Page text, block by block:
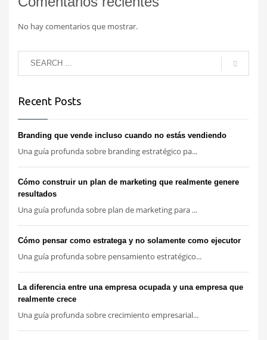
No hay comentarios que mostrar.
Recent Posts
Branding que vende incluso cuando no estás vendiendo
Una guía profunda sobre branding estratégico pa...
Cómo construir un plan de marketing que realmente genere
resultados
Una guía profunda sobre plan de marketing para ...
Cómo pensar como estratega y no solamente como ejecutor
Una guía profunda sobre pensamiento estratégico...
La diferencia entre una empresa ocupada y una empresa que
realmente crece
Una guía profunda sobre crecimiento empresarial...